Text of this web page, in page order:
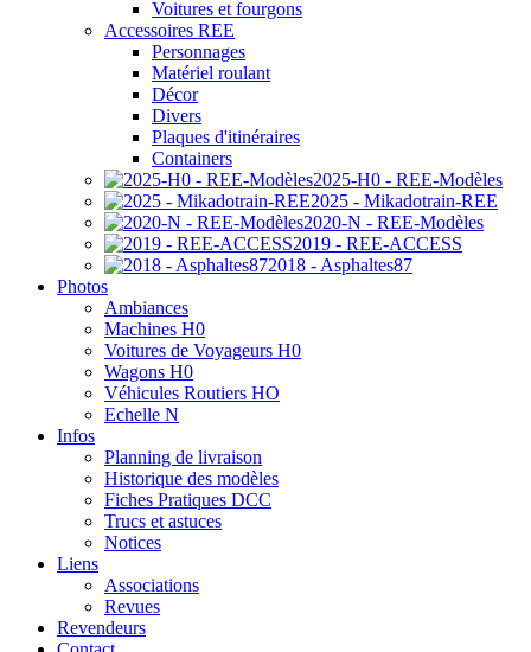
Voitures et fourgons
Accessoires REE
Personnages
Matériel roulant
Décor
Divers
Plaques d'itinéraires
Containers
2025-H0 - REE-Modèles
2025 - Mikadotrain-REE
2020-N - REE-Modèles
2019 - REE-ACCESS
2018 - Asphaltes87
Photos
Ambiances
Machines H0
Voitures de Voyageurs H0
Wagons H0
Véhicules Routiers HO
Echelle N
Infos
Planning de livraison
Historique des modèles
Fiches Pratiques DCC
Trucs et astuces
Notices
Liens
Associations
Revues
Revendeurs